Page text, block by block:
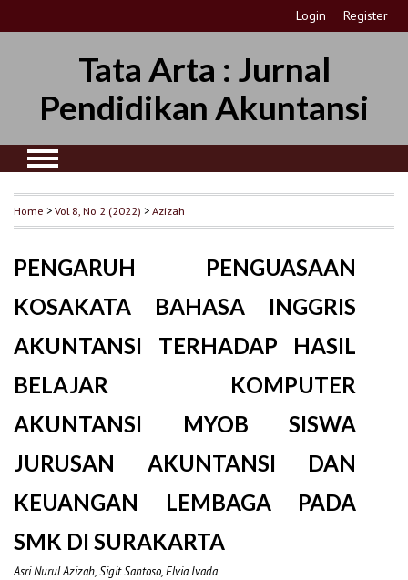
Login Register
Tata Arta : Jurnal
Pendidikan Akuntansi
Home >Vol 8, No 2 (2022) >Azizah
PENGARUH PENGUASAAN
KOSAKATA BAHASA INGGRIS
AKUNTANSI TERHADAP HASIL
BELAJAR KOMPUTER
AKUNTANSI MYOB SISWA
JURUSAN AKUNTANSI DAN
KEUANGAN LEMBAGA PADA
SMK DI SURAKARTA
Asri Nurul Azizah, Sigit Santoso, Elvia Ivada